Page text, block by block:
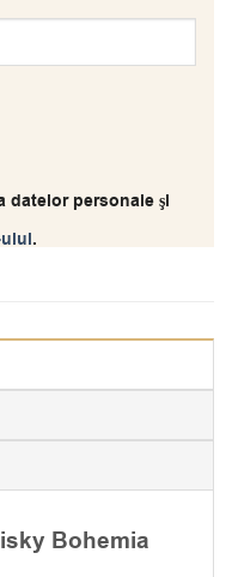
datelor personale şi
.
Bohemia